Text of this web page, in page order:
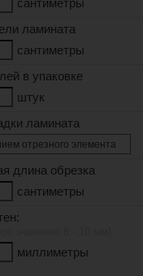
сантиметры
ламината
сантиметры
в упаковке
штук
ламината
длина обрезка
сантиметры
миллиметры